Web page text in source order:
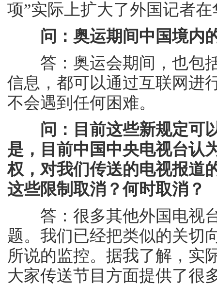
项”实际上扩大了外国记者
问：奥运期间中国境内
答：奥运会期间，也包括
信息，都可以通过互联网进
不会遇到任何困难。
问：目前这些新规定可
是，目前中国中央电视台认
权，对我们传送的电视报道
这些限制取消？何时取消？
答：很多其他外国电视台
题。我们已经把类似的关切
所说的监控。据我了解，实
大家传送节目方面提供了很